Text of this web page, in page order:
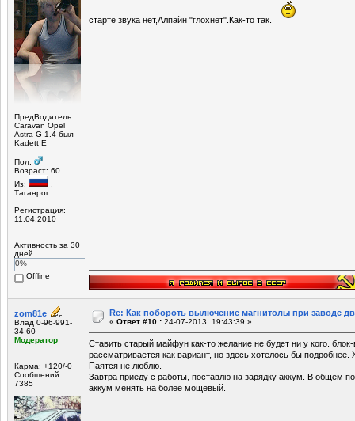
ПредВодитель
Caravan Opel
Astra G 1.4 был
Kadett E
Пол:
Возраст: 60
Из:
Таганрог
Регистрация:
11.04.2010
Активность за 30
дней
0%
Offline
старте звука нет,Алпайн "глохнет".Как-то так.
zom81e
Влад 0-96-991-
34-60
Модератор
Карма: +120/-0
Сообщений:
7385
Re: Как побороть вылючение магнитолы при заводе
« Ответ #10 : 24-07-2013, 19:43:39 »
Ставить старый майфун как-то желание не будет ни у кого.
рассматривается как вариант, но здесь хотелось бы
Паятся не люблю.
Завтра приеду с работы, поставлю на зарядку аккум. В общем
аккум менять на более мощевый.